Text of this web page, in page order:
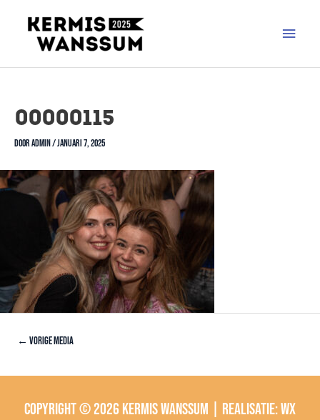
00000115
Dooradmin /januari 7, 2025
← Vorige Media
Copyright © 2026 Kermis Wanssum | Realisatie:wx